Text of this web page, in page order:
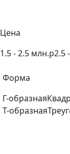
Цена
1.5 - 2.5 млн.р2.5
Форма
Г-образная
Т-образная